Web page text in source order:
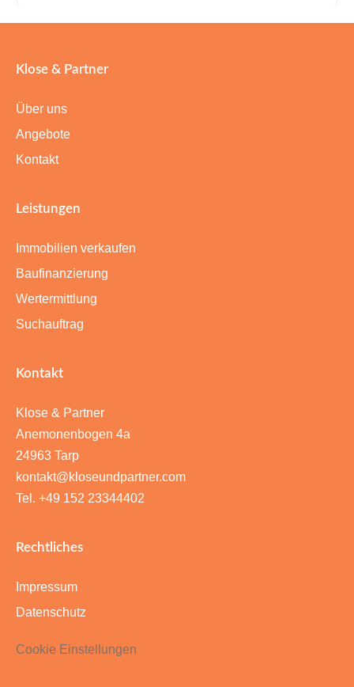
Klose & Partner
Über uns
Angebote
Kontakt
Leistungen
Immobilien verkaufen
Baufinanzierung
Wertermittlung
Suchauftrag
Kontakt
Klose & Partner
Anemonenbogen 4a
24963 Tarp
kontakt@kloseundpartner.com
Tel. +49 152 23344402
Rechtliches
Impressum
Datenschutz
Cookie Einstellungen